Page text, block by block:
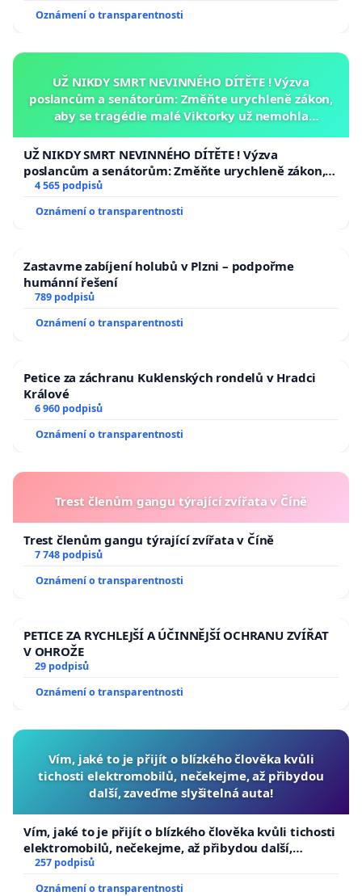
Oznámení o transparentnosti
UŽ NIKDY SMRT NEVINNÉHO DÍTĚTE ! Výzva
poslancům a senátorům: Změňte urychleně zákon,
aby se tragédie malé Viktorky už nemohla
UŽ NIKDY SMRT NEVINNÉHO DÍTĚTE ! Výzva
poslancům a senátorům: Změňte urychleně zákon,
aby se tragédie malé Viktorky už nemohla opakovat!
4 565 podpisů
Oznámení o transparentnosti
Zastavme zabíjení holubů v Plzni – podpořme
humánní řešení
789 podpisů
Oznámení o transparentnosti
Petice za záchranu Kuklenských rondelů v Hradci
Králové
6 960 podpisů
Oznámení o transparentnosti
Trest členům gangu týrající zvířata v Číně
Trest členům gangu týrající zvířata v Číně
7 748 podpisů
Oznámení o transparentnosti
PETICE ZA RYCHLEJŠÍ A ÚČINNĚJŠÍ OCHRANU ZVÍŘAT
V OHROŽE
29 podpisů
Oznámení o transparentnosti
Vím, jaké to je přijít o blízkého člověka kvůli
tichosti elektromobilů, nečekejme, až přibydou
další, zaveďme slyšitelná auta!
Vím, jaké to je přijít o blízkého člověka kvůli tichosti
elektromobilů, nečekejme, až přibydou další,
zaveďme slyšitelná auta!
257 podpisů
Oznámení o transparentnosti